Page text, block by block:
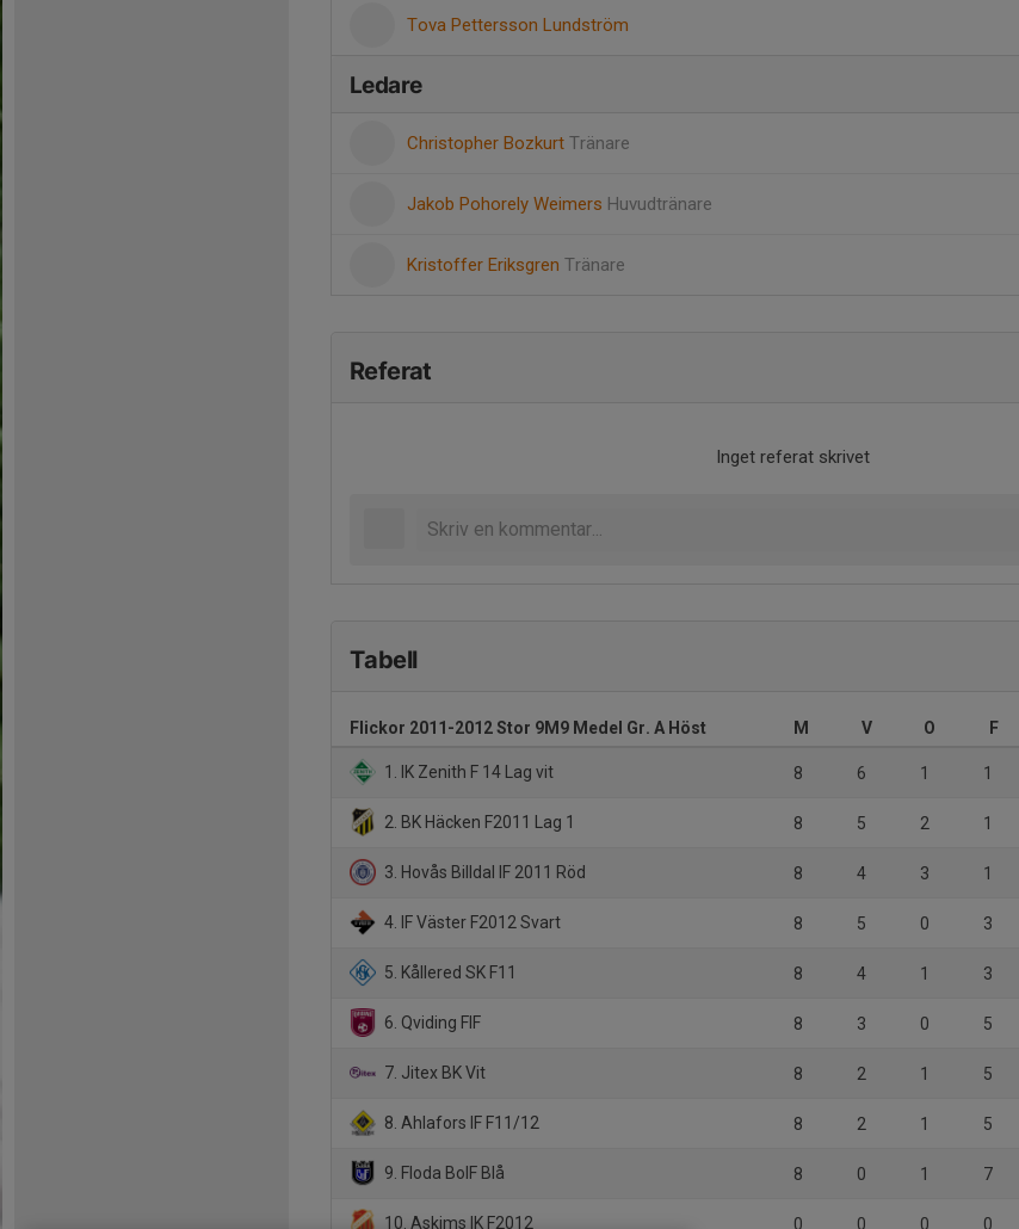
Tova Pettersson Lundström
Ledare
Christopher Bozkurt Tränare
Jakob Pohorely Weimers Huvudtränare
Kristoffer Eriksgren Tränare
Referat
Inget referat skrivet
Tabell
Flickor 2011-2012 Stor 9M9 Medel Gr. A Höst M V O F
1. IK Zenith F 14 Lag vit 8 6 1 1
2. BK Häcken F2011 Lag 1 8 5 2 1
3. Hovås Billdal IF 2011 Röd 8 4 3 1
4. IF Väster F2012 Svart 8 5 0 3
5. Kållered SK F11 8 4 1 3
6. Qviding FIF 8 3 0 5
7. Jitex BK Vit 8 2 1 5
8. Ahlafors IF F11/12 8 2 1 5
9. Floda BoIF Blå 8 0 1 7
10. Askims IK F2012 0 0 0 0